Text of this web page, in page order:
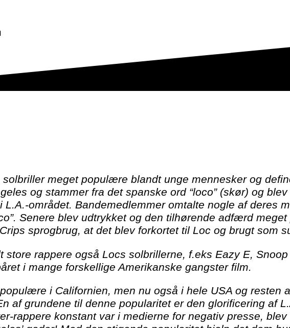
solbriller meget populære blandt unge mennesker og
og stammer fra det spanske ord “loco” (skør) og
området. Bandemedlemmer omtalte nogle af deres
Senere blev udtrykket og den tilhørende adfærd
sprogbrug, at det blev forkortet til Loc og brugt som
store rappere også Locs solbrillerne, f.eks Eazy E,
i mange forskellige Amerikanske gangster film.
i Californien, men nu også i hele USA og resten
af grundene til denne popularitet er den glorificering af
rappere konstant var i medierne for negativ presse,